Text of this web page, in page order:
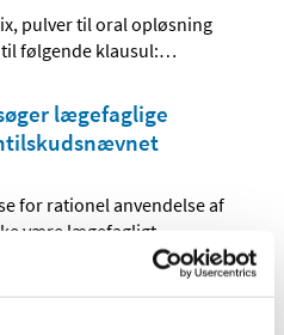
pulver til oral opløsning
følgende klausul:…
lægefaglige
for rationel anvendelse af
være lægefagligt